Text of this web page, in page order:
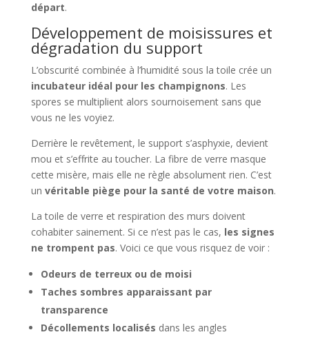
départ.
Développement de moisissures et
dégradation du support
L’obscurité combinée à l’humidité sous la toile crée un
incubateur idéal pour les champignons. Les
spores se multiplient alors sournoisement sans que
vous ne les voyiez.
Derrière le revêtement, le support s’asphyxie, devient
mou et s’effrite au toucher. La fibre de verre masque
cette misère, mais elle ne règle absolument rien. C’est
un véritable piège pour la santé de votre maison.
La toile de verre et respiration des murs doivent
cohabiter sainement. Si ce n’est pas le cas, les signes
ne trompent pas. Voici ce que vous risquez de voir :
Odeurs de terreux ou de moisi
Taches sombres apparaissant par
transparence
Décollements localisés dans les angles